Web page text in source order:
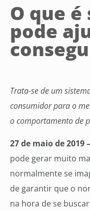
O que é
pode
Trata-se de um
consumidor para o
o comportamento de
27 de maio de 2019 –
pode gerar muito
normalmente se
de garantir que o
na hora de se